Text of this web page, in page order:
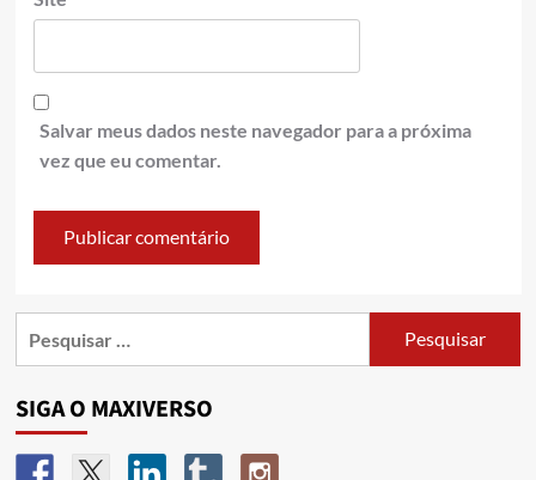
Salvar meus dados neste navegador para a próxima
vez que eu comentar.
SIGA O MAXIVERSO